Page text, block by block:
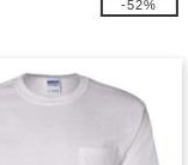
-52%